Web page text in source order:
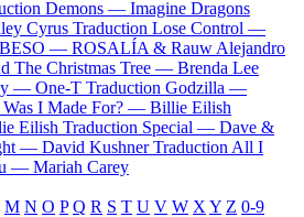
Demons — Imagine Dragons
Cyrus Traduction Lose Control —
BESO — ROSALÍA & Rauw Alejandro
The Christmas Tree — Brenda Lee
— One-T Traduction Godzilla —
Was I Made For? — Billie Eilish
Eilish Traduction Special — Dave &
— David Kushner Traduction All I
— Mariah Carey
M N O P Q R S T U V W X Y Z 0-9